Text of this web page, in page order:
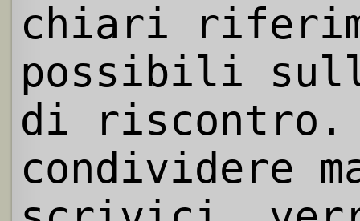
chiari
possibili
di riscontro.
condividere